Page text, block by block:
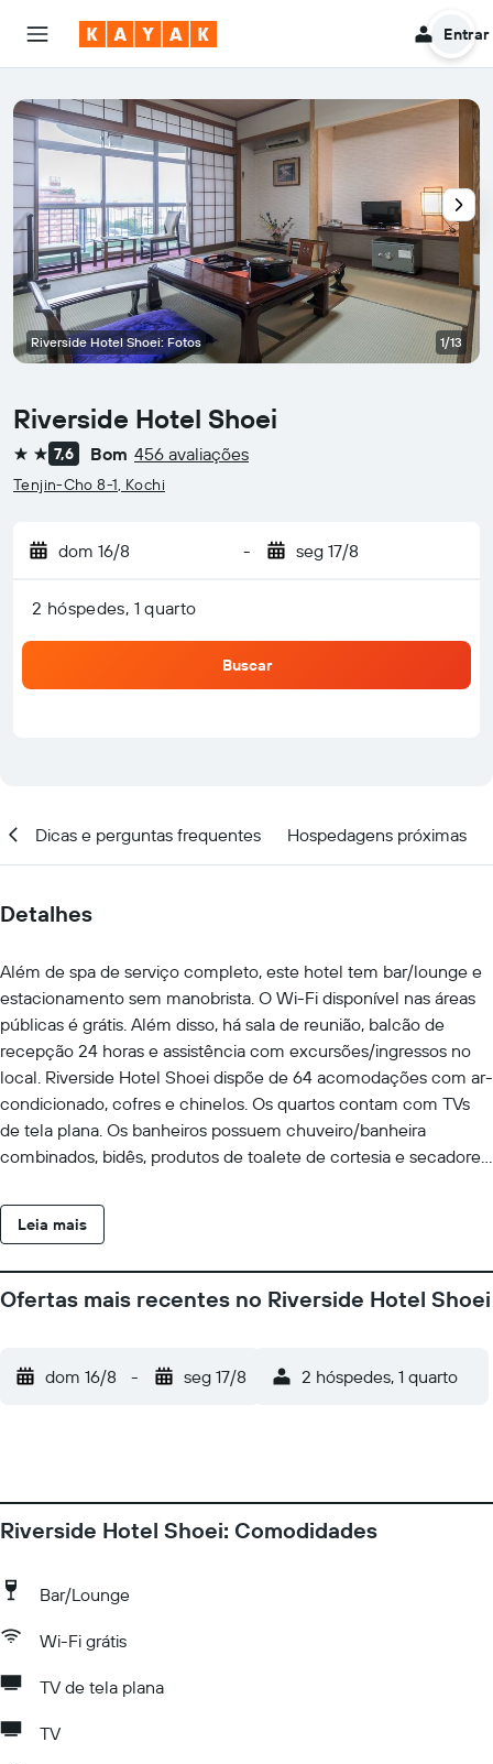
Entrar
Riverside Hotel Shoei
2 estrelas
7,6 Bom 456 avaliações
Tenjin-Cho 8-1, Kochi
dom 16/8 - seg 17/8
2 hóspedes, 1 quarto
Buscar
Riverside Hotel Shoei: Fotos 1/13
Dicas e perguntas frequentes Hospedagens próximas
Detalhes
Além de spa de serviço completo, este hotel tem bar/lounge e
estacionamento sem manobrista. O Wi-Fi disponível nas áreas
públicas é grátis. Além disso, há sala de reunião, balcão de
recepção 24 horas e assistência com excursões/ingressos no
local. Riverside Hotel Shoei dispõe de 64 acomodações com ar-
condicionado, cofres e chinelos. Os quartos contam com TVs
de tela plana. Os banheiros possuem chuveiro/banheira
combinados, bidês, produtos de toalete de cortesia e secadores
Escrivaninhas e telefones estão disponíveis. O serviço de
limpeza é fornecido diariamente e comodidades como
Leia mais
Ofertas mais recentes no Riverside Hotel Shoei
dom 16/8 - seg 17/8 2 hóspedes, 1 quarto
Riverside Hotel Shoei: Comodidades
Bar/Lounge
Wi-Fi grátis
TV de tela plana
TV